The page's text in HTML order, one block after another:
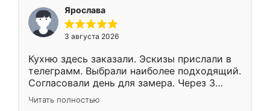
Ярослава
3 августа 2026
Кухню здесь заказали. Эскизы прислали в
телеграмм. Выбрали наиболее подходящий.
Согласовали день для замера. Через 3
недели кухня была уже готова. Остались
довольны работой. Спасибо Ренессанс
Читать полностью